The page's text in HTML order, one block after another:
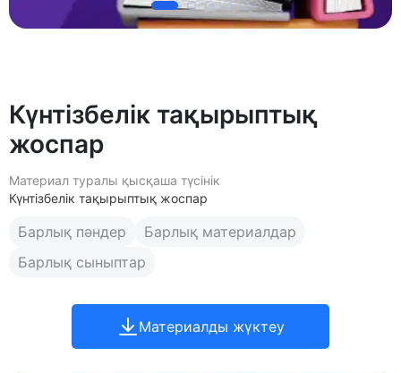
Күнтізбелік тақырыптық
жоспар
Материал туралы қысқаша түсінік
Күнтізбелік тақырыптық жоспар
Барлық пәндер
Барлық материалдар
Барлық сыныптар
Материалды жүктеу